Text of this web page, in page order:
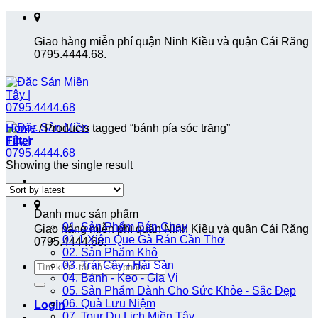
Skip
contentGiao hàng miễn phí quận Ninh Kiều và quận Cái Răng
0795.4444.68.
Giao hàng miễn phí quận Ninh Kiều và quận Cái Răng
0795.4444.68.
Search
for:
Login
Home /Products tagged “bánh pía sóc trăng”
Filter
Showing the single result
Danh mục sản phẩm
01. Sản Phẩm Bán Chạy
01.1 Xiên Que Gà Rán Cần Thơ
02. Sản Phẩm Khô
03. Trái Cây - Hải Sản
04. Bánh - Kẹo - Gia Vị
05. Sản Phẩm Dành Cho Sức Khỏe - Sắc Đẹp
06. Quà Lưu Niệm